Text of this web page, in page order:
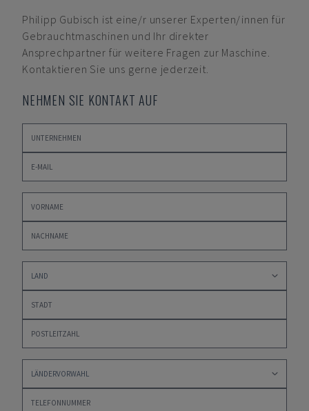
Philipp Gubisch ist eine/r unserer Experten/innen für
Gebrauchtmaschinen und Ihr direkter
Ansprechpartner für weitere Fragen zur Maschine.
Kontaktieren Sie uns gerne jederzeit.
NEHMEN SIE KONTAKT AUF